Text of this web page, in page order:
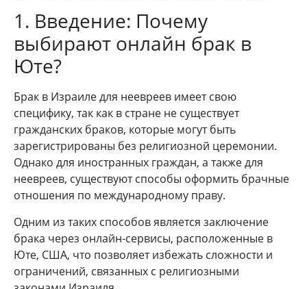
1. Введение: Почему
выбирают онлайн брак в
Юте?
Брак в Израиле для неевреев имеет свою
специфику, так как в стране не существует
гражданских браков, которые могут быть
зарегистрированы без религиозной церемонии.
Однако для иностранных граждан, а также для
неевреев, существуют способы оформить брачные
отношения по международному праву.
Одним из таких способов является заключение
брака через онлайн-сервисы, расположенные в
Юте, США, что позволяет избежать сложности и
ограничений, связанных с религиозными